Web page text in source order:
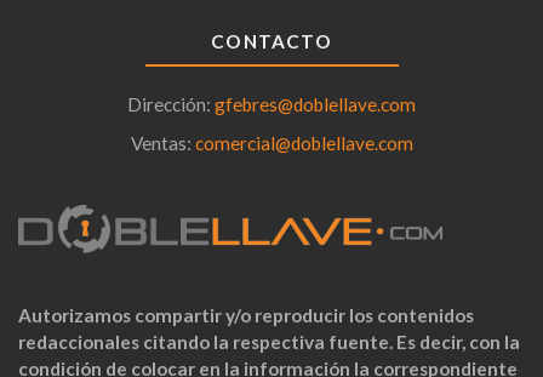
CONTACTO
Dirección: gfebres@doblellave.com
Ventas: comercial@doblellave.com
Autorizamos compartir y/o reproducir los contenidos
redaccionales citando la respectiva fuente. Es decir, con la
condición de colocar en la información la correspondiente